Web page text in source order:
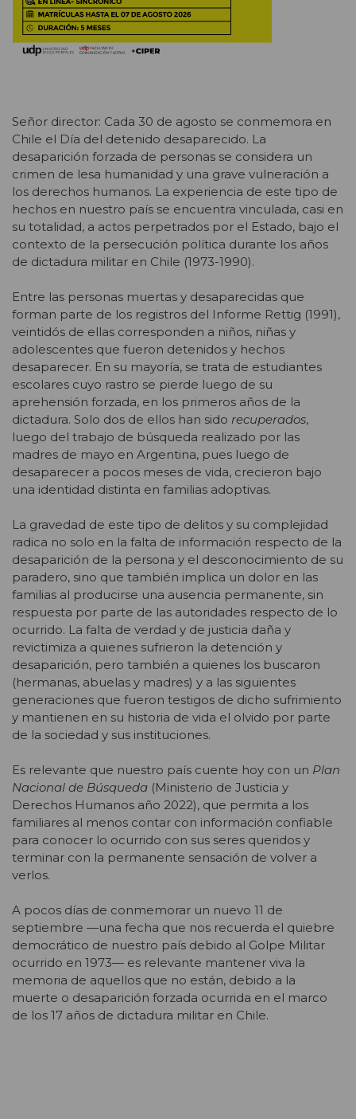
Señor director: Cada 30 de agosto se conmemora en
Chile el Día del detenido desaparecido. La
desaparición forzada de personas se considera un
crimen de lesa humanidad y una grave vulneración a
los derechos humanos. La experiencia de este tipo de
hechos en nuestro país se encuentra vinculada, casi en
su totalidad, a actos perpetrados por el Estado, bajo el
contexto de la persecución política durante los años
de dictadura militar en Chile (1973-1990).
Entre las personas muertas y desaparecidas que
forman parte de los registros del Informe Rettig (1991),
veintidós de ellas corresponden a niños, niñas y
adolescentes que fueron detenidos y hechos
desaparecer. En su mayoría, se trata de estudiantes
escolares cuyo rastro se pierde luego de su
aprehensión forzada, en los primeros años de la
dictadura. Solo dos de ellos han sido recuperados,
luego del trabajo de búsqueda realizado por las
madres de mayo en Argentina, pues luego de
desaparecer a pocos meses de vida, crecieron bajo
una identidad distinta en familias adoptivas.
La gravedad de este tipo de delitos y su complejidad
radica no solo en la falta de información respecto de la
desaparición de la persona y el desconocimiento de su
paradero, sino que también implica un dolor en las
familias al producirse una ausencia permanente, sin
respuesta por parte de las autoridades respecto de lo
ocurrido. La falta de verdad y de justicia daña y
revictimiza a quienes sufrieron la detención y
desaparición, pero también a quienes los buscaron
(hermanas, abuelas y madres) y a las siguientes
generaciones que fueron testigos de dicho sufrimiento
y mantienen en su historia de vida el olvido por parte
de la sociedad y sus instituciones.
Es relevante que nuestro país cuente hoy con un Plan
Nacional de Búsqueda (Ministerio de Justicia y
Derechos Humanos año 2022), que permita a los
familiares al menos contar con información confiable
para conocer lo ocurrido con sus seres queridos y
terminar con la permanente sensación de volver a
verlos.
A pocos días de conmemorar un nuevo 11 de
septiembre —una fecha que nos recuerda el quiebre
democrático de nuestro país debido al Golpe Militar
ocurrido en 1973— es relevante mantener viva la
memoria de aquellos que no están, debido a la
muerte o desaparición forzada ocurrida en el marco
de los 17 años de dictadura militar en Chile.